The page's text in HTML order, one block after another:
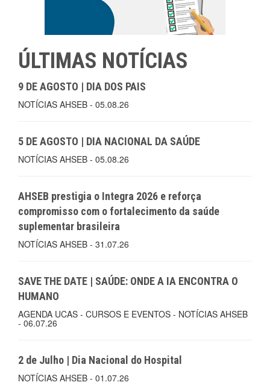
ÚLTIMAS NOTÍCIAS
9 DE AGOSTO | DIA DOS PAIS
NOTÍCIAS AHSEB - 05.08.26
5 DE AGOSTO | DIA NACIONAL DA SAÚDE
NOTÍCIAS AHSEB - 05.08.26
AHSEB prestigia o Integra 2026 e reforça
compromisso com o fortalecimento da saúde
suplementar brasileira
NOTÍCIAS AHSEB - 31.07.26
SAVE THE DATE | SAÚDE: ONDE A IA ENCONTRA O
HUMANO
AGENDA UCAS - CURSOS E EVENTOS - NOTÍCIAS AHSEB
- 06.07.26
2 de Julho | Dia Nacional do Hospital
NOTÍCIAS AHSEB - 01.07.26